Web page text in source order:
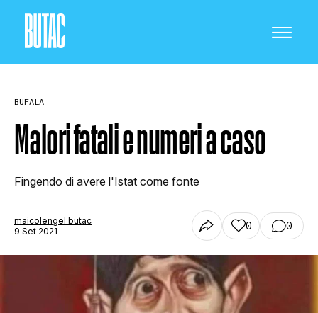
CRONACA E POLITICA
SCIENZA E TECNOLOGIA
SALUTE E MEDICINA
BUFALA
Malori fatali e numeri a caso
Fingendo di avere l'Istat come fonte
maicolengel butac
9 Set 2021
0 0